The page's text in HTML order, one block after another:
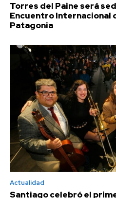
Torres del Paine será
Encuentro Internacional
Patagonia
Actualidad
Santiago celebró el